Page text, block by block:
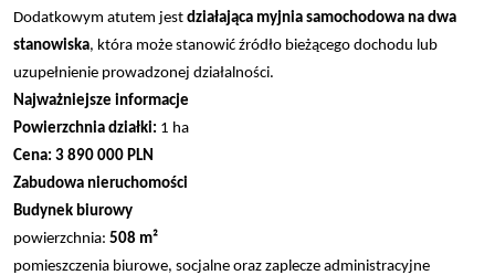
Dodatkowym atutem jest działająca myjnia samochodowa na dwa
stanowiska, która może stanowić źródło bieżącego dochodu lub
uzupełnienie prowadzonej działalności.
Najważniejsze informacje
Powierzchnia działki: 1 ha
Cena: 3 890 000 PLN
Zabudowa nieruchomości
Budynek biurowy
powierzchnia: 508 m²
pomieszczenia biurowe, socjalne oraz zaplecze administracyjne